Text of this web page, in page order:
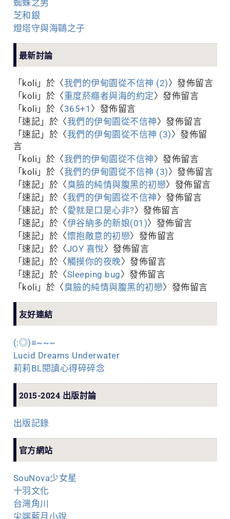
蜘蛛之男
芝和銀
燈塔守與海鷗之子
最新討論
「 koli 」於〈我們的伊甸園從不信神 (2)〉發佈留言
「 koli 」於〈重度菸癮者與海的約定〉發佈留言
「 koli 」於〈365+1 〉發佈留言
「 速記 」於〈我們的伊甸園從不信神〉發佈留言
「 速記 」於〈我們的伊甸園從不信神 (3)〉發佈留
言
「 koli 」於〈我們的伊甸園從不信神〉發佈留言
「 koli 」於〈我們的伊甸園從不信神 (3)〉發佈留言
「 速記 」於〈臭臉的純情與腹黑的初戀〉發佈留言
「 速記 」於〈我們的伊甸園從不信神〉發佈留言
「 速記 」於〈愛就是口是心非?〉發佈留言
「 速記 」於〈伊谷納多的新娘(01)〉發佈留言
「 速記 」於〈懷抱敵意的初戀〉發佈留言
「 速記 」於〈JOY 喜悅〉發佈留言
「 速記 」於〈觸摸你的夜晚〉發佈留言
「 速記 」於〈Sleeping bug〉發佈留言
「 koli 」於〈臭臉的純情與腹黑的初戀〉發佈留言
友好連結
(:◎)≡~~~
Lucid Dreams Underwater
莉莉BL閱讀心得碎碎念
2015-2024 出版討論
出版記錄
官方網站
SouNova少女星
十羽文化
台灣角川
尖端藍月小說